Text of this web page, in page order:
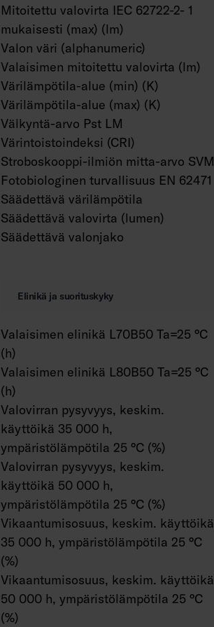
Mitoitettu valovirta IEC 62722-2- 1
mukaisesti (max) (lm)
Valon väri (alphanumeric)
Valaisimen mitoitettu valovirta (lm)
Värilämpötila-alue (min) (K)
Värilämpötila-alue (max) (K)
Välkyntä-arvo Pst LM
Värintoistoindeksi (CRI)
Stroboskooppi-ilmiön mitta-arvo SVM
Fotobiologinen turvallisuus EN 62471
Säädettävä värilämpötila
Säädettävä valovirta (lumen)
Säädettävä valonjako
Elinikä ja suorituskyky
Valaisimen elinikä L70B50 Ta=25 °C
(h)
Valaisimen elinikä L80B50 Ta=25 °C
(h)
Valovirran pysyvyys, keskim.
käyttöikä 35 000 h,
ympäristölämpötila 25 °C (%)
Valovirran pysyvyys, keskim.
käyttöikä 50 000 h,
ympäristölämpötila 25 °C (%)
Vikaantumisosuus, keskim. käyttöikä
35 000 h, ympäristölämpötila 25 °C
(%)
Vikaantumisosuus, keskim. käyttöikä
50 000 h, ympäristölämpötila 25 °C
(%)